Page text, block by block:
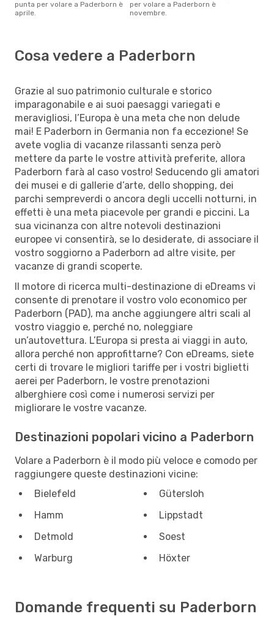
punta per volare a Paderborn è
aprile.
per volare a Paderborn è
novembre.
Cosa vedere a Paderborn
Grazie al suo patrimonio culturale e storico
imparagonabile e ai suoi paesaggi variegati e
meravigliosi, l’Europa è una meta che non delude
mai! E Paderborn in Germania non fa eccezione! Se
avete voglia di vacanze rilassanti senza però
mettere da parte le vostre attività preferite, allora
Paderborn farà al caso vostro! Seducendo gli amatori
dei musei e di gallerie d’arte, dello shopping, dei
parchi sempreverdi o ancora degli uccelli notturni, in
effetti è una meta piacevole per grandi e piccini. La
sua vicinanza con altre notevoli destinazioni
europee vi consentirà, se lo desiderate, di associare il
vostro soggiorno a Paderborn ad altre visite, per
vacanze di grandi scoperte.
Il motore di ricerca multi-destinazione di eDreams vi
consente di prenotare il vostro volo economico per
Paderborn (PAD), ma anche aggiungere altri scali al
vostro viaggio e, perché no, noleggiare
un’autovettura. L’Europa si presta ai viaggi in auto,
allora perché non approfittarne? Con eDreams, siete
certi di trovare le migliori tariffe per i vostri biglietti
aerei per Paderborn, le vostre prenotazioni
alberghiere così come i numerosi servizi per
migliorare le vostre vacanze.
Destinazioni popolari vicino a Paderborn
Volare a Paderborn è il modo più veloce e comodo per
raggiungere queste destinazioni vicine:
Bielefeld
Gütersloh
Hamm
Lippstadt
Detmold
Soest
Warburg
Höxter
Domande frequenti su Paderborn